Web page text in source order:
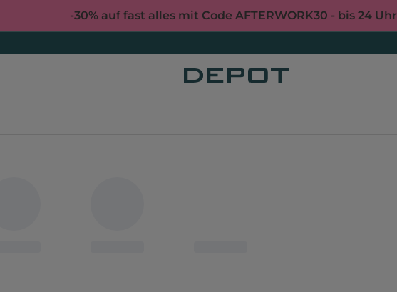
-30% auf fast alles mit Code AFTERWORK30 - bis 24 Uhr